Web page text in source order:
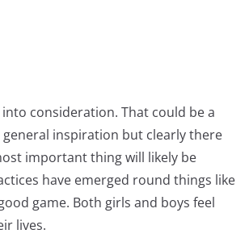
consideration. That could be a
inspiration but clearly there
important thing will likely be
have emerged round things like
game. Both girls and boys feel
lives.